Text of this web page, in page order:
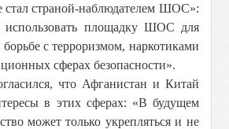
стал страной-наблюдателем ШОС»:
использовать площадку ШОС для
борьбе с терроризмом, наркотиками
сферах безопасности».
что Афганистан и Китай
в этих сферах: «В будущем
может только укрепляться и не